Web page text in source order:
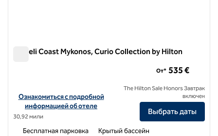
Semeli Coast Mykonos, Curio Collection by Hilton
Посмотреть информацию об отеле Semeli Coast Mykonos,
Ознакомиться с подробной
информацией об отеле
30,92 мили
От* 535 €
The Hilton Sale Honors Завтрак
включен
Выбрать даты
Бесплатная парковка
Крытый бассейн